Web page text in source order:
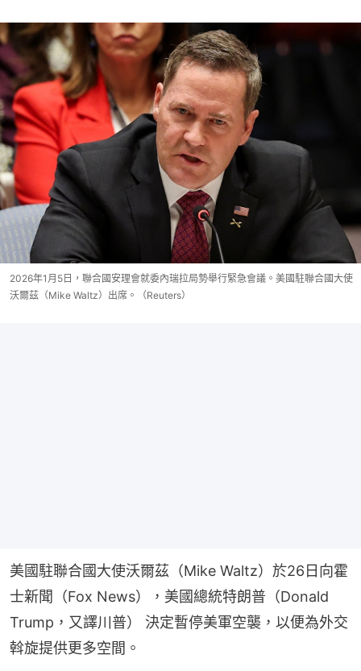
2026年1月5日，聯合國安理會就委內瑞拉局勢舉行緊急會議。美國駐聯合國大使
沃爾茲（Mike Waltz）出席。（Reuters）
美國駐聯合國大使沃爾茲（Mike Waltz）於26日向霍
士新聞（Fox News），美國總統特朗普（Donald
Trump，又譯川普） 決定暫停美軍空襲，以便為外交
斡旋提供更多空間。